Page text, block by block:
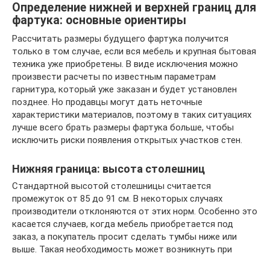
Определение нижней и верхней границ для
фартука: основные ориентиры
Рассчитать размеры будущего фартука получится
только в том случае, если вся мебель и крупная бытовая
техника уже приобретены. В виде исключения можно
произвести расчеты по известным параметрам
гарнитура, который уже заказан и будет установлен
позднее. Но продавцы могут дать неточные
характеристики материалов, поэтому в таких ситуациях
лучше всего брать размеры фартука больше, чтобы
исключить риски появления открытых участков стен.
Нижняя граница: высота столешниц
Стандартной высотой столешницы считается
промежуток от 85 до 91 см. В некоторых случаях
производители отклоняются от этих норм. Особенно это
касается случаев, когда мебель приобретается под
заказ, а покупатель просит сделать тумбы ниже или
выше. Такая необходимость может возникнуть при